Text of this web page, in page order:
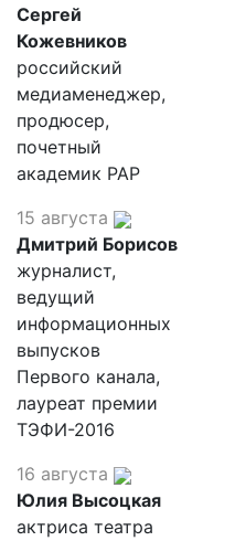
Сергей
Кожевников
российский
медиаменеджер,
продюсер,
почетный
академик РАР
15 августа
Дмитрий Борисов
журналист,
ведущий
информационных
выпусков
Первого канала,
лауреат премии
ТЭФИ-2016
16 августа
Юлия Высоцкая
актриса театра